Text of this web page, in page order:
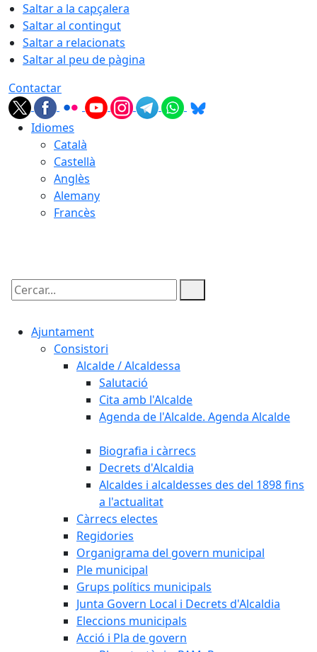
Saltar a la capçalera
Saltar al contingut
Saltar a relacionats
Saltar al peu de pàgina
Contactar
Idiomes
Català
Castellà
Anglès
Alemany
Francès
Cercar:
Ajuntament
Consistori
Alcalde / Alcaldessa
Salutació
Cita amb l'Alcalde
Agenda de l'Alcalde. Agenda Alcalde
Biografia i càrrecs
Decrets d'Alcaldia
Alcaldes i alcaldesses des del 1898 fins
a l'actualitat
Càrrecs electes
Regidories
Organigrama del govern municipal
Ple municipal
Grups polítics municipals
Junta Govern Local i Decrets d'Alcaldia
Eleccions municipals
Acció i Pla de govern